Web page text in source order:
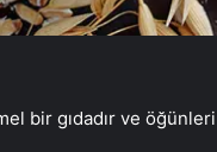
bir gıdadır ve